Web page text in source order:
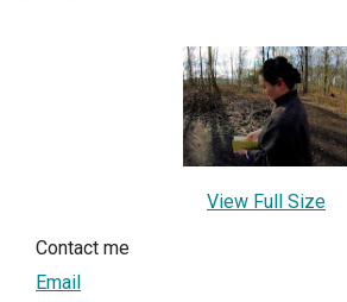
View Full Size
Contact me
Email